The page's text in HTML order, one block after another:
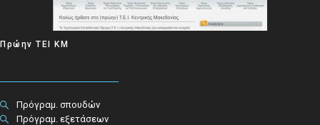
Πρώην ΤΕΙ ΚΜ
Πρόγραμ. σπουδών
Πρόγραμ. εξετάσεων